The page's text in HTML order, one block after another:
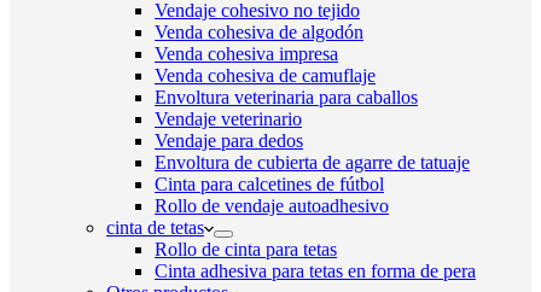
Vendaje cohesivo no tejido
Venda cohesiva de algodón
Venda cohesiva impresa
Venda cohesiva de camuflaje
Envoltura veterinaria para caballos
Vendaje veterinario
Vendaje para dedos
Envoltura de cubierta de agarre de tatuaje
Cinta para calcetines de fútbol
Rollo de vendaje autoadhesivo
cinta de tetas
Rollo de cinta para tetas
Cinta adhesiva para tetas en forma de pera